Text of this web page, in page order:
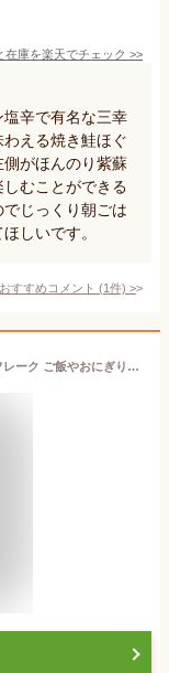
在庫を楽天でチェック >>
辛で有名な三幸
える焼き鮭ほぐ
がほんのり紫蘇
むことができる
じっくり朝ごは
しいです。
すすめコメント (1件) >
鮭ほぐし120g×3本【国内産秋鮭使用】サケフレーク ご飯やおにぎりに!【さけのふりかけ】お弁当やパスタに!鮭茶漬けにもピッタリな鮭フレーク【メール便対応】